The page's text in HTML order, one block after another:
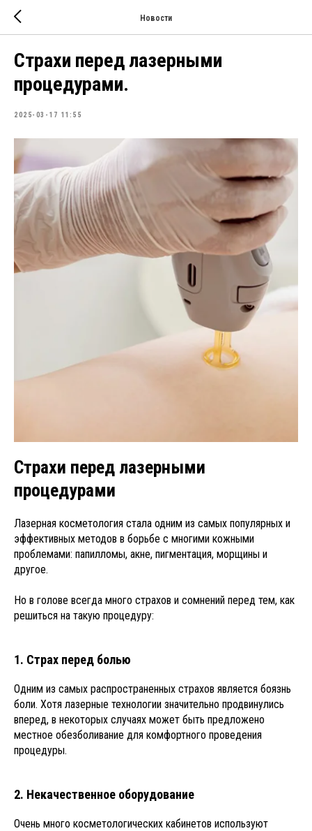
Новости
Страхи перед лазерными
процедурами.
2025-03-17 11:55
Страхи перед лазерными
процедурами
Лазерная косметология стала одним из самых популярных и
эффективных методов в борьбе с многими кожными
проблемами: папилломы, акне, пигментация, морщины и
другое.
Но в голове всегда много страхов и сомнений перед тем, как
решиться на такую процедуру:
1. Страх перед болью
Одним из самых распространенных страхов является боязнь
боли. Хотя лазерные технологии значительно продвинулись
вперед, в некоторых случаях может быть предложено
местное обезболивание для комфортного проведения
процедуры.
2. Некачественное оборудование
Очень много косметологических кабинетов используют